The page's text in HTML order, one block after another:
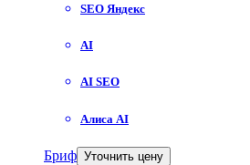
SEO Яндекс
AI
AI SEO
Алиса AI
Бриф Уточнить цену